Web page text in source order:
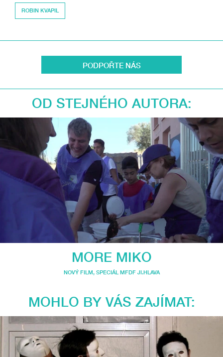
ROBIN KVAPIL
PODPOŘTE NÁS
OD STEJNÉHO AUTORA:
MORE MIKO
NOVÝ FILM, SPECIÁL MFDF JI.HLAVA
MOHLO BY VÁS ZAJÍMAT: